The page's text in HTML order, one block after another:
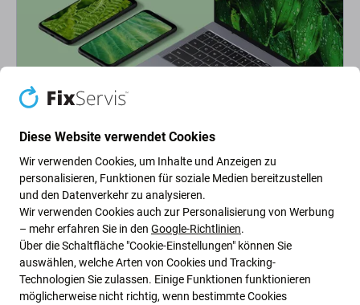
Grüne Ideen
Wir optimieren ständig unseren CO2-Fußabdruck, um
unseren Planeten zu schützen. Erfahren Sie mehr darüber,
wie wir unsere Prozesse anpassen, um unseren
Fußabdruck zu verringern.
Weiterlesen
Diese Website verwendet Cookies
Wir verwenden Cookies, um Inhalte und Anzeigen zu
personalisieren, Funktionen für soziale Medien bereitzustellen
und den Datenverkehr zu analysieren.
Wir verwenden Cookies auch zur Personalisierung von Werbung
– mehr erfahren Sie in den Google-Richtlinien.
Über die Schaltfläche "Cookie-Einstellungen" können Sie
auswählen, welche Arten von Cookies und Tracking-
Technologien Sie zulassen. Einige Funktionen funktionieren
möglicherweise nicht richtig, wenn bestimmte Cookies